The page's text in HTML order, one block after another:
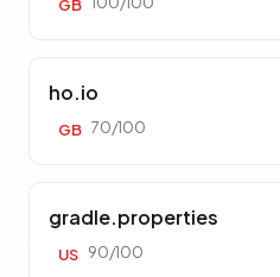
GB
ho.io
GB 70/100
gradle.properties
US 90/100